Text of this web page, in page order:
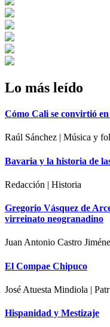
Lo más leído
Cómo Cali se convirtió
Raúl Sánchez | Música y
Bavaria y la historia de
Redacción | Historia
Gregorio Vásquez de
virreinato neogranadino
Juan Antonio Castro
El Compae Chipuco
José Atuesta Mindiola |
Hispanidad y Mestizaje